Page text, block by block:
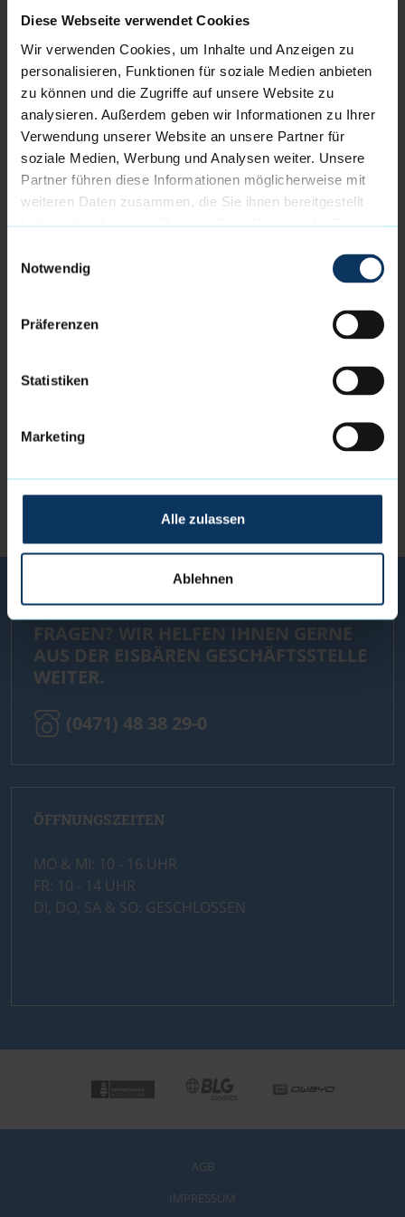
Diese Webseite verwendet Cookies
Wir verwenden Cookies, um Inhalte und Anzeigen zu
personalisieren, Funktionen für soziale Medien anbieten
zu können und die Zugriffe auf unsere Website zu
analysieren. Außerdem geben wir Informationen zu Ihrer
Verwendung unserer Website an unsere Partner für
soziale Medien, Werbung und Analysen weiter. Unsere
Partner führen diese Informationen möglicherweise mit
weiteren Daten zusammen, die Sie ihnen bereitgestellt
Notwendig
Präferenzen
Statistiken
Marketing
Alle zulassen
Ablehnen
Halbfinale! Eisbären bezwingen die Dragons in der
Overtime
// Profis
Matchball im Eisbärenkäfig: Eisbären wollen Halbfinale
klar machen
12.05.2026// Profis
Comeback in der Crunchtime: Eisbären legen in der
Serie nach
NÄCHSTE SEITE
FRAGEN? WIR HELFEN IHNEN GERNE
AUS DER EISBÄREN GESCHÄFTSSTELLE
WEITER.
(0471) 48 38 29-0
ÖFFNUNGSZEITEN
MO & MI: 10 - 16 UHR
FR: 10 - 14 UHR
DI, DO, SA & SO: GESCHLOSSEN
AGB
IMPRESSUM